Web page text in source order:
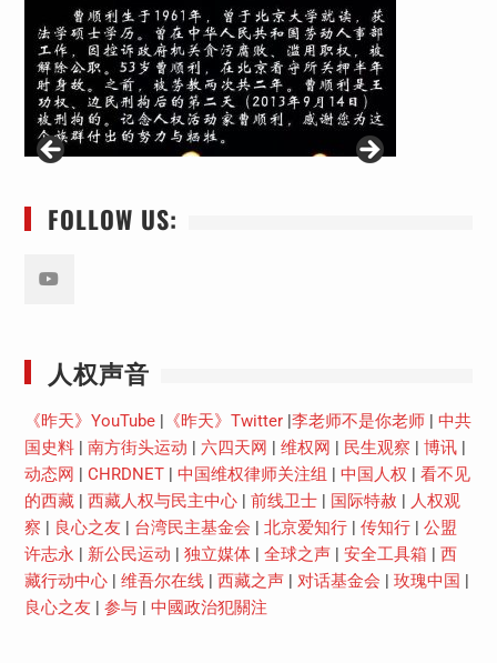
FOLLOW US:
人权声音
《昨天》YouTube| 《昨天》Twitter|李老师不是你老师| 中共
国史料| 南方街头运动 | 六四天网 | 维权网 | 民生观察 | 博讯|
动态网 | CHRDNET| 中国维权律师关注组 | 中国人权 | 看不见
的西藏| 西藏人权与民主中心| 前线卫士| 国际特赦 | 人权观
察 | 良心之友 | 台湾民主基金会 | 北京爱知行| 传知行| 公盟
许志永 | 新公民运动 | 独立媒体| 全球之声| 安全工具箱 | 西
藏行动中心| 维吾尔在线| 西藏之声| 对话基金会 | 玫瑰中国 |
良心之友 | 参与| 中國政治犯關注